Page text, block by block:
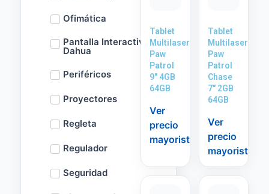
Ofimática
Pantalla Interactiva
Dahua
Periféricos
Proyectores
Regleta
Regulador
Seguridad
Tablet
Multilaser
Paw
Patrol
9″ 4GB
64GB
Ver
precio
mayorista
Tablet
Multilaser
Paw
Patrol
Chase
7″ 2GB
64GB
Ver
precio
mayorista